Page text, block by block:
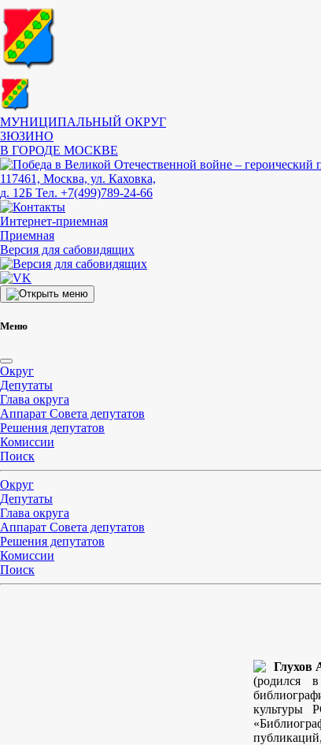
МУНИЦИПАЛЬНЫЙ ОКРУГ
ЗЮЗИНО
В ГОРОДЕ МОСКВЕ
117461, Москва, ул. Каховка,
д. 12Б Тел. +7(499)789-24-66
Интернет-приемная
Приемная
Версия для сабовидящих
Меню
Округ
Депутаты
Глава округа
Аппарат Совета депутатов
Решения депутатов
Комиссии
Поиск
Округ
Депутаты
Глава округа
Аппарат Совета депутатов
Решения депутатов
Комиссии
Поиск
Глухов
(родился
культуры